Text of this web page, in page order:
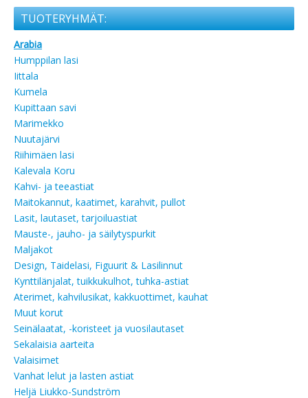
TUOTERYHMÄT:
Arabia
Humppilan lasi
Iittala
Kumela
Kupittaan savi
Marimekko
Nuutajärvi
Riihimäen lasi
Kalevala Koru
Kahvi- ja teeastiat
Maitokannut, kaatimet, karahvit, pullot
Lasit, lautaset, tarjoiluastiat
Mauste-, jauho- ja säilytyspurkit
Maljakot
Design, Taidelasi, Figuurit & Lasilinnut
Kynttilänjalat, tuikkukulhot, tuhka-astiat
Aterimet, kahvilusikat, kakkuottimet, kauhat
Muut korut
Seinälaatat, -koristeet ja vuosilautaset
Sekalaisia aarteita
Valaisimet
Vanhat lelut ja lasten astiat
Heljä Liukko-Sundström